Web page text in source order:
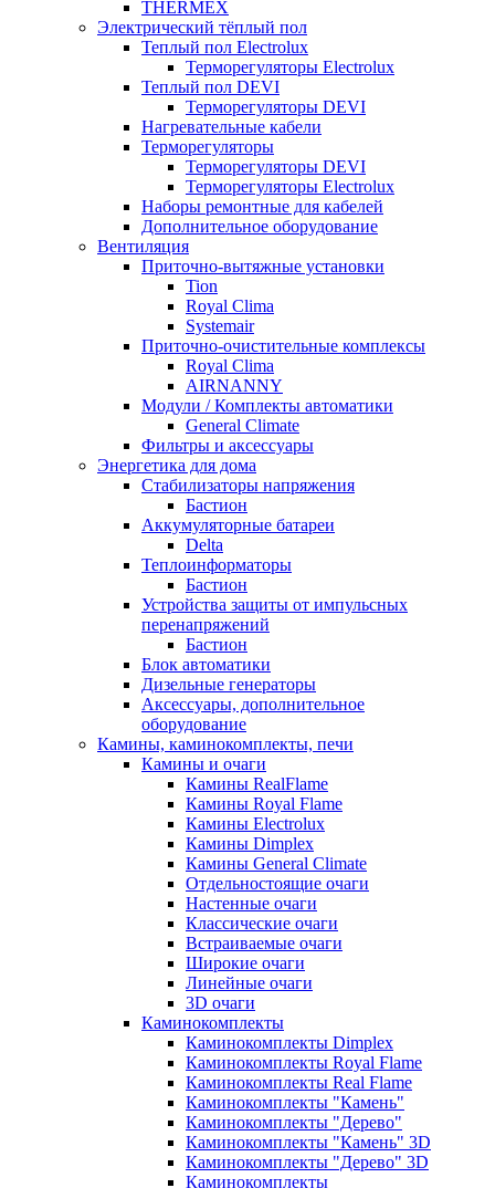
THERMEX
Электрический тёплый пол
Теплый пол Electrolux
Терморегуляторы Electrolux
Теплый пол DEVI
Терморегуляторы DEVI
Нагревательные кабели
Терморегуляторы
Терморегуляторы DEVI
Терморегуляторы Electrolux
Наборы ремонтные для кабелей
Дополнительное оборудование
Вентиляция
Приточно-вытяжные установки
Tion
Royal Clima
Systemair
Приточно-очистительные комплексы
Royal Clima
AIRNANNY
Модули / Комплекты автоматики
General Climate
Фильтры и аксессуары
Энергетика для дома
Стабилизаторы напряжения
Бастион
Аккумуляторные батареи
Delta
Теплоинформаторы
Бастион
Устройства защиты от импульсных
перенапряжений
Бастион
Блок автоматики
Дизельные генераторы
Аксессуары, дополнительное
оборудование
Камины, каминокомплекты, печи
Камины и очаги
Камины RealFlame
Камины Royal Flame
Камины Electrolux
Камины Dimplex
Камины General Climate
Отдельностоящие очаги
Настенные очаги
Классические очаги
Встраиваемые очаги
Широкие очаги
Линейные очаги
3D очаги
Каминокомплекты
Каминокомплекты Dimplex
Каминокомплекты Royal Flame
Каминокомплекты Real Flame
Каминокомплекты "Камень"
Каминокомплекты "Дерево"
Каминокомплекты "Камень" 3D
Каминокомплекты "Дерево" 3D
Каминокомплекты